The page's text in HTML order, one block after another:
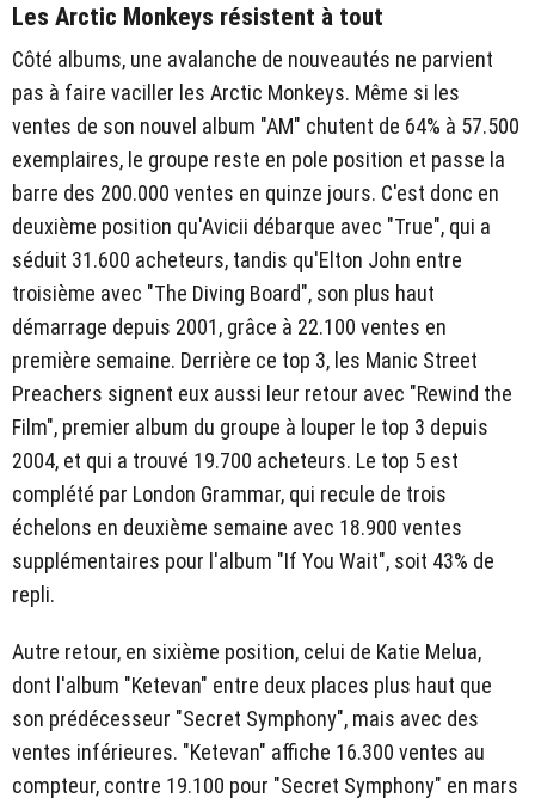
Les Arctic Monkeys résistent à tout
Côté albums, une avalanche de nouveautés ne parvient
pas à faire vaciller les Arctic Monkeys. Même si les
ventes de son nouvel album "AM" chutent de 64% à 57.500
exemplaires, le groupe reste en pole position et passe la
barre des 200.000 ventes en quinze jours. C'est donc en
deuxième position qu'Avicii débarque avec "True", qui a
séduit 31.600 acheteurs, tandis qu'Elton John entre
troisième avec "The Diving Board", son plus haut
démarrage depuis 2001, grâce à 22.100 ventes en
première semaine. Derrière ce top 3, les Manic Street
Preachers signent eux aussi leur retour avec "Rewind the
Film", premier album du groupe à louper le top 3 depuis
2004, et qui a trouvé 19.700 acheteurs. Le top 5 est
complété par London Grammar, qui recule de trois
échelons en deuxième semaine avec 18.900 ventes
supplémentaires pour l'album "If You Wait", soit 43% de
repli.
Autre retour, en sixième position, celui de Katie Melua,
dont l'album "Ketevan" entre deux places plus haut que
son prédécesseur "Secret Symphony", mais avec des
ventes inférieures. "Ketevan" affiche 16.300 ventes au
compteur, contre 19.100 pour "Secret Symphony" en mars